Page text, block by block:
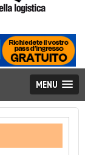
MENU